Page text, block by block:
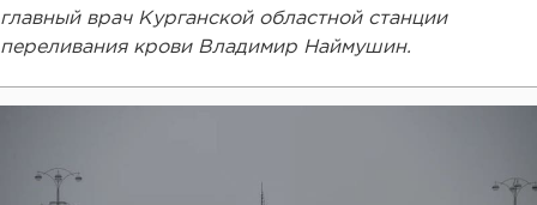
главный врач Курганской областной станции
переливания крови Владимир Наймушин.